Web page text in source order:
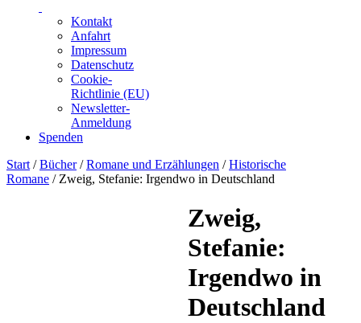
Kontakt
Anfahrt
Impressum
Datenschutz
Cookie-
Richtlinie (EU)
Newsletter-
Anmeldung
Spenden
Skip
to
Start /Bücher/Romane und Erzählungen /Historische
Romane / Zweig, Stefanie: Irgendwo in Deutschland
Zweig,
Stefanie:
Irgendwo in
Deutschland